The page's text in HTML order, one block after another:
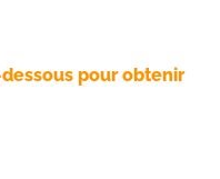
pour obtenir